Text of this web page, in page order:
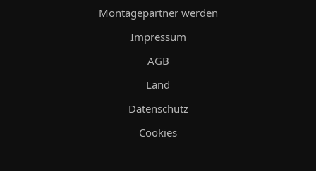
Montagepartner werden
Impressum
AGB
Land
Datenschutz
Cookies